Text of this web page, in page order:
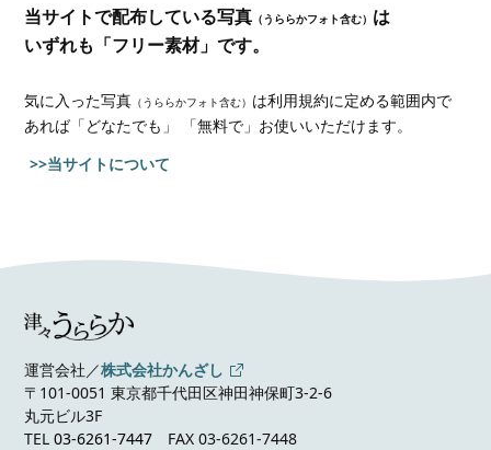
当サイトで配布している写真 （うららかフォト含む） は
いずれも「フリー素材」です。
気に入った写真 （うららかフォト含む） は利用規約に定める範囲内で
あれば「どなたでも」 「無料で」お使いいただけます。
>>当サイトについて
運営会社／株式会社かんざし
〒101-0051 東京都千代田区神田神保町3-2-6
丸元ビル3F
TEL03-6261-7447 FAX 03-6261-7448